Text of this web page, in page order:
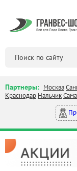
Партнеры: Москва
Краснодар Нальчик